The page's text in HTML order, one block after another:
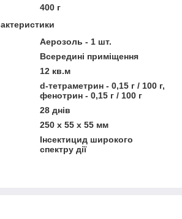
400 г
Аерозоль - 1 шт.
Всередині приміщення
12 кв.м
d-тетраметрин - 0,15 г / 100 г,
фенотрин - 0,15 г / 100 г
28 днів
250 х 55 х 55 мм
Інсектицид широкого
спектру дії